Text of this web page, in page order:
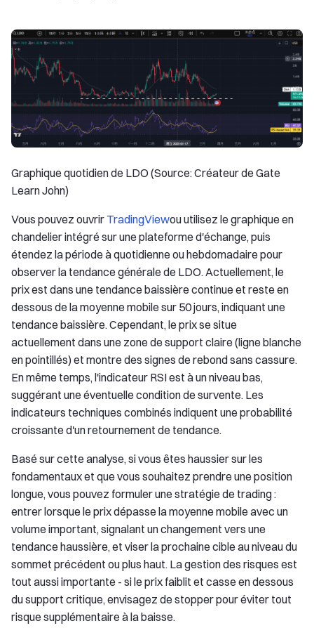
Graphique quotidien de LDO (Source: Créateur de Gate
Learn John)
Vous pouvez ouvrir TradingViewou utilisez le graphique en
chandelier intégré sur une plateforme d'échange, puis
étendez la période à quotidienne ou hebdomadaire pour
observer la tendance générale de LDO. Actuellement, le
prix est dans une tendance baissière continue et reste en
dessous de la moyenne mobile sur 50 jours, indiquant une
tendance baissière. Cependant, le prix se situe
actuellement dans une zone de support claire (ligne blanche
en pointillés) et montre des signes de rebond sans cassure.
En même temps, l'indicateur RSI est à un niveau bas,
suggérant une éventuelle condition de survente. Les
indicateurs techniques combinés indiquent une probabilité
croissante d'un retournement de tendance.
Basé sur cette analyse, si vous êtes haussier sur les
fondamentaux et que vous souhaitez prendre une position
longue, vous pouvez formuler une stratégie de trading :
entrer lorsque le prix dépasse la moyenne mobile avec un
volume important, signalant un changement vers une
tendance haussière, et viser la prochaine cible au niveau du
sommet précédent ou plus haut. La gestion des risques est
tout aussi importante - si le prix faiblit et casse en dessous
du support critique, envisagez de stopper pour éviter tout
risque supplémentaire à la baisse.